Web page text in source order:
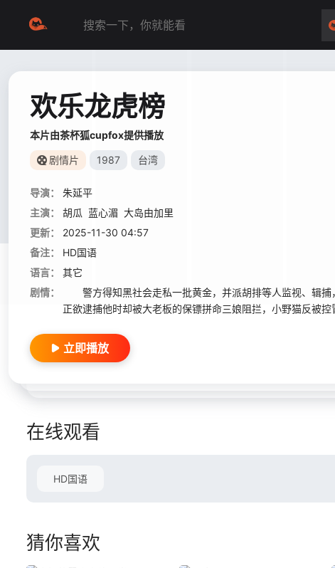
欢乐龙虎榜
本片由茶杯狐cupfox提供播放
剧情片 1987 台湾
导演：
朱延平
主演：
胡瓜 蓝心湄 大岛由加里
更新：
2025-11-30 04:57
备注：
HD国语
语言：
其它
剧情：
警方得知黑社会走私一批黄金，并派胡排等人监视、辑捕
正欲逮捕他时却被大老板的保镖拼命三娘阻拦，小野猫反被
立即播放
在线观看
HD国语
猜你喜欢